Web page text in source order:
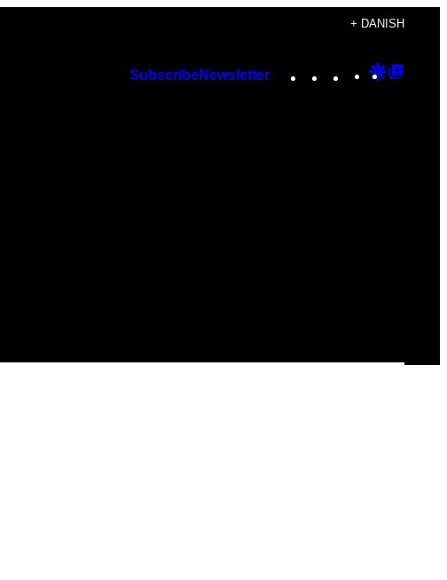
+ DANISH
SubscribeNewsletter Instagram
TikTok
YouTube
Google